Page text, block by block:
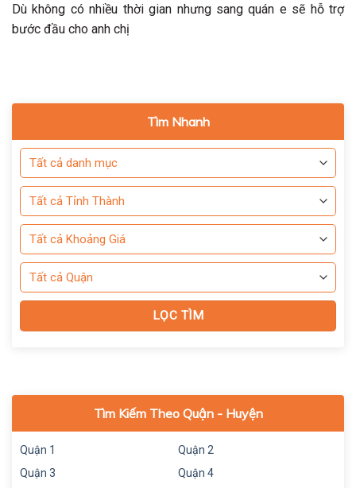
Dù không có nhiều thời gian nhưng sang quán e sẽ hỗ trợ
bước đầu cho anh chị
Tìm Nhanh
Tìm Kiếm Theo Quận - Huyện
Quận 1
Quận 2
Quận 3
Quận 4